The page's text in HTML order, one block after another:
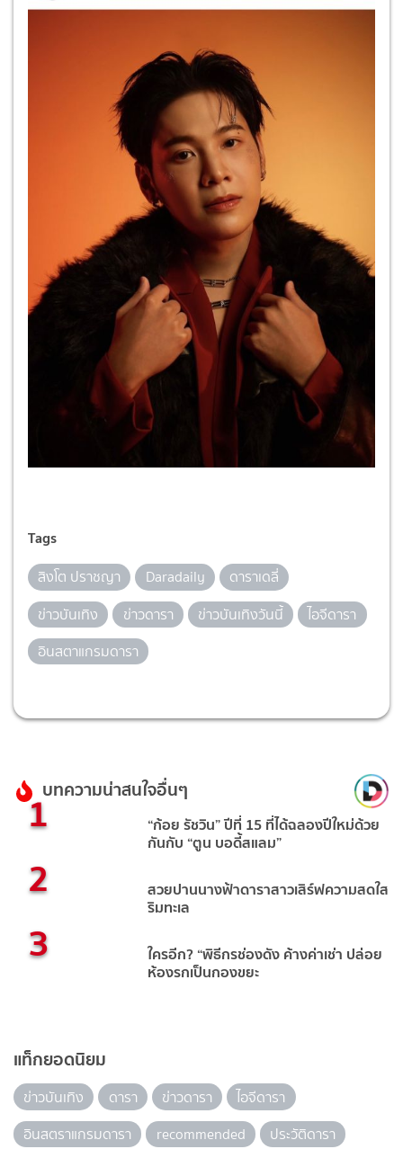
Tags
สิงโต ปราชญา Daradaily
ดาราเดลี่
ข่าวบันเทิง
ข่าวดารา ข่าวบันเทิงวันนี้
ไอจีดารา
อินสตาแกรมดารา
บทความน่าสนใจอื่นๆ
1 “ก้อย รัชวิน” ปีที่ 15 ที่ได้ฉลองปีใหม่ด้วย
กันกับ “ตูน บอดี้สแลม”
2 สวยปานนางฟ้าดาราสาวเสิร์ฟความสดใส
ริมทะเล
3 ใครอีก? “พิธีกรช่องดัง ค้างค่าเช่า ปล่อย
ห้องรกเป็นกองขยะ
แท็กยอดนิยม
ข่าวบันเทิง ดารา ข่าวดารา
ไอจีดารา
อินสตราแกรมดารา
recommended
ประวัติดารา